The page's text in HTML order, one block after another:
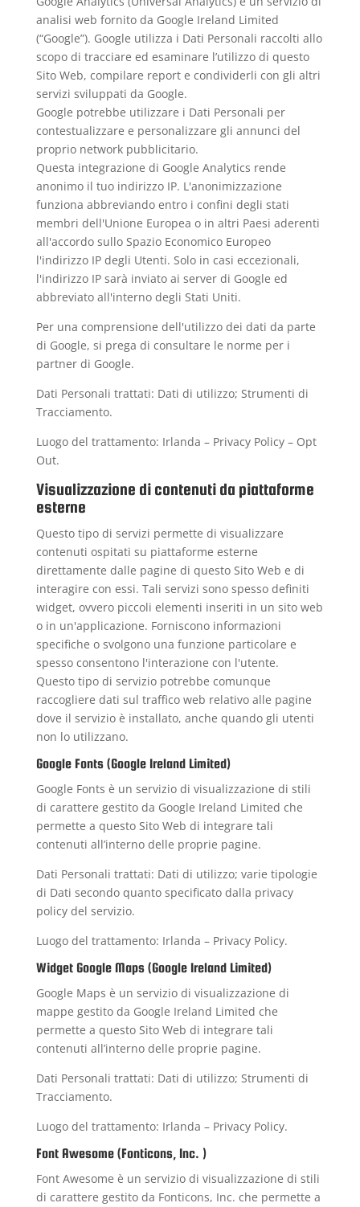
analisi web fornito da Google Ireland Limited
(“Google”). Google utilizza i Dati Personali raccolti allo
scopo di tracciare ed esaminare l’utilizzo di questo
Sito Web, compilare report e condividerli con gli altri
servizi sviluppati da Google.
Google potrebbe utilizzare i Dati Personali per
contestualizzare e personalizzare gli annunci del
proprio network pubblicitario.
Questa integrazione di Google Analytics rende
anonimo il tuo indirizzo IP. L'anonimizzazione
funziona abbreviando entro i confini degli stati
membri dell'Unione Europea o in altri Paesi aderenti
all'accordo sullo Spazio Economico Europeo
l'indirizzo IP degli Utenti. Solo in casi eccezionali,
l'indirizzo IP sarà inviato ai server di Google ed
abbreviato all'interno degli Stati Uniti.
Per una comprensione dell'utilizzo dei dati da parte
di Google, si prega di consultare le norme per i
partner di Google.
Dati Personali trattati: Dati di utilizzo; Strumenti di
Tracciamento.
Luogo del trattamento: Irlanda – Privacy Policy– Opt
Out.
Visualizzazione di contenuti da piattaforme
esterne
Questo tipo di servizi permette di visualizzare
contenuti ospitati su piattaforme esterne
direttamente dalle pagine di questo Sito Web e di
interagire con essi. Tali servizi sono spesso definiti
widget, ovvero piccoli elementi inseriti in un sito web
o in un'applicazione. Forniscono informazioni
specifiche o svolgono una funzione particolare e
spesso consentono l'interazione con l'utente.
Questo tipo di servizio potrebbe comunque
raccogliere dati sul traffico web relativo alle pagine
dove il servizio è installato, anche quando gli utenti
non lo utilizzano.
Google Fonts (Google Ireland Limited)
Google Fonts è un servizio di visualizzazione di stili
di carattere gestito da Google Ireland Limited che
permette a questo Sito Web di integrare tali
contenuti all’interno delle proprie pagine.
Dati Personali trattati: Dati di utilizzo; varie tipologie
di Dati secondo quanto specificato dalla privacy
policy del servizio.
Luogo del trattamento: Irlanda – Privacy Policy.
Widget Google Maps (Google Ireland Limited)
Google Maps è un servizio di visualizzazione di
mappe gestito da Google Ireland Limited che
permette a questo Sito Web di integrare tali
contenuti all’interno delle proprie pagine.
Dati Personali trattati: Dati di utilizzo; Strumenti di
Tracciamento.
Luogo del trattamento: Irlanda – Privacy Policy.
Font Awesome (Fonticons, Inc. )
Font Awesome è un servizio di visualizzazione di stili
di carattere gestito da Fonticons, Inc. che permette a